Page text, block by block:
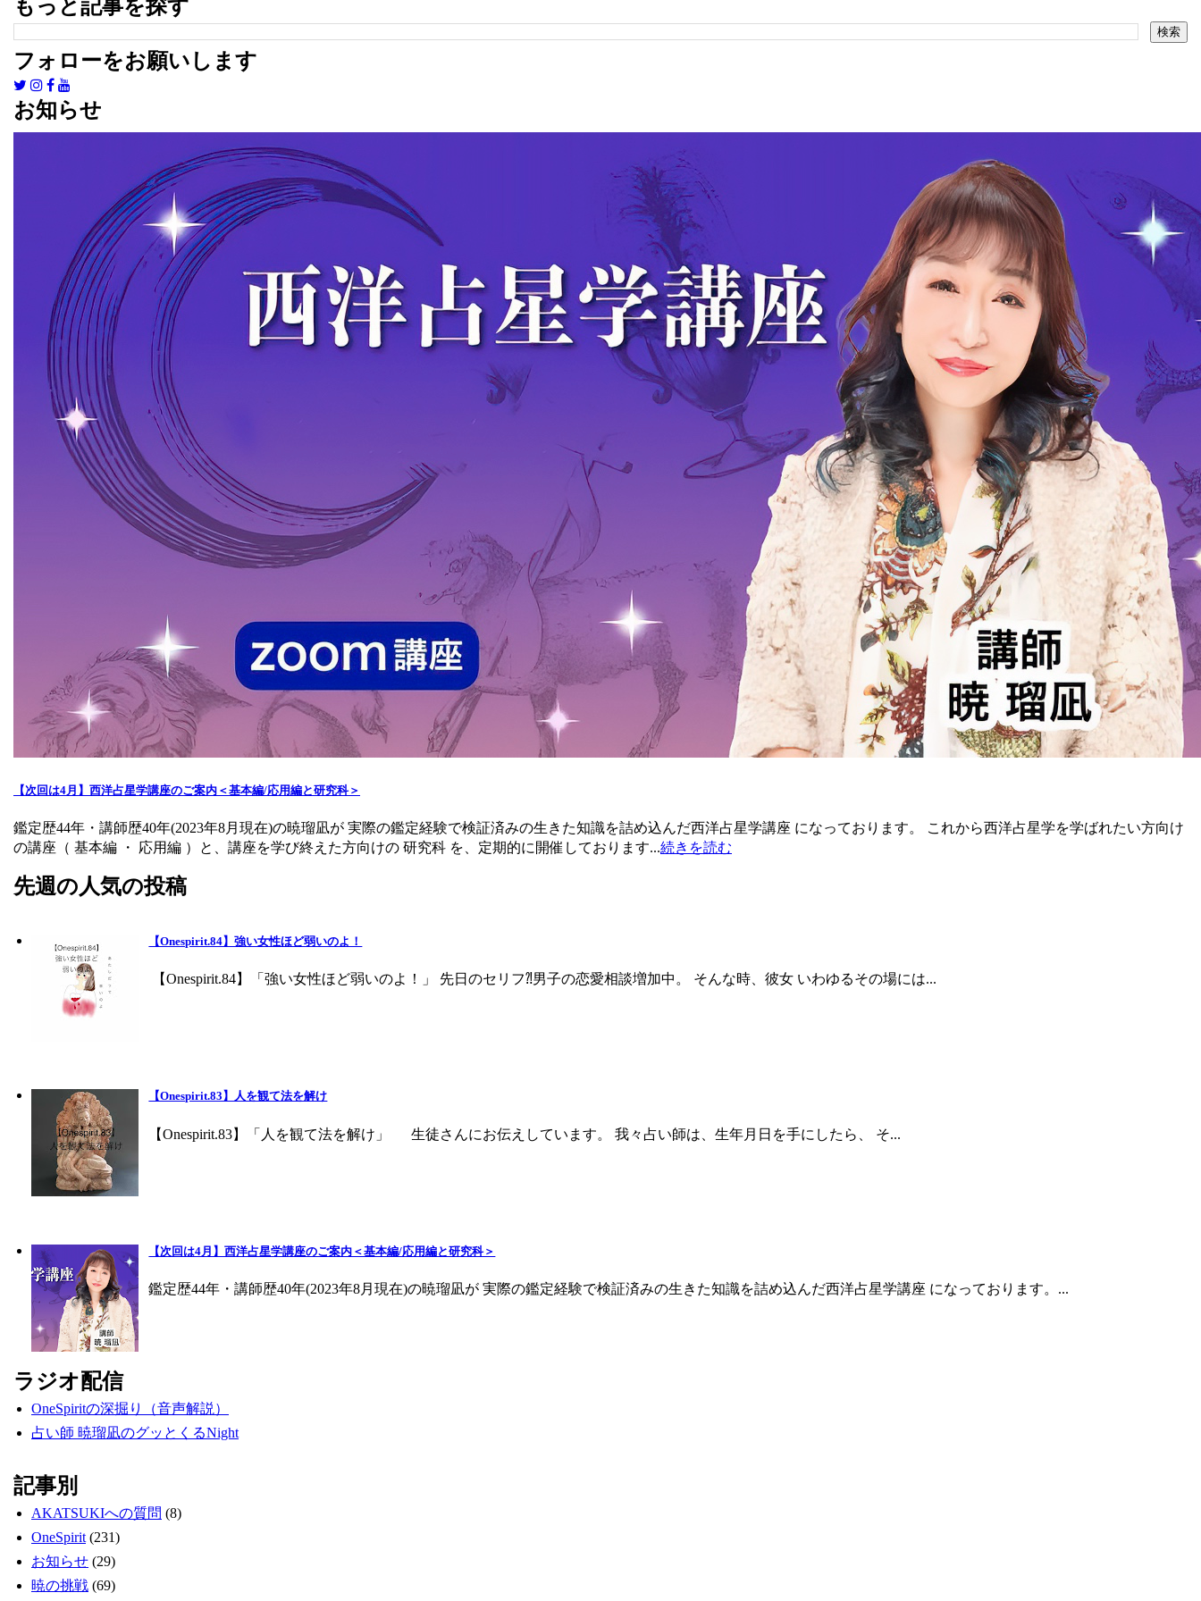
もっと記事を探す
フォローをお願いします
お知らせ
【次回は4月】西洋占星学講座のご案内＜基本編/応用編と研究科＞
鑑定歴44年・講師歴40年(2023年8月現在)の暁瑠凪が 実際の鑑定経験で検証済みの生きた知識を詰め込んだ西洋占星学講座 になっております。 これから西洋占星学を学ばれたい方向け
の講座（ 基本編 ・ 応用編 ）と、講座を学び終えた方向けの 研究科 を、定期的に開催しております...続きを読む
先週の人気の投稿
【Onespirit.84】強い女性ほど弱いのよ！
【Onespirit.84】「強い女性ほど弱いのよ！」 先日のセリフ⁈男子の恋愛相談増加中。 そんな時、彼女 いわゆるその場には...
【Onespirit.83】人を観て法を解け
【Onespirit.83】「人を観て法を解け」 生徒さんにお伝えしています。 我々占い師は、生年月日を手にしたら、 そ...
【次回は4月】西洋占星学講座のご案内＜基本編/応用編と研究科＞
鑑定歴44年・講師歴40年(2023年8月現在)の暁瑠凪が 実際の鑑定経験で検証済みの生きた知識を詰め込んだ西洋占星学講座 になっております。...
ラジオ配信
OneSpiritの深掘り（音声解説）
占い師 暁瑠凪のグッとくるNight
記事別
AKATSUKIへの質問 (8)
OneSpirit (231)
お知らせ (29)
暁の挑戦 (69)